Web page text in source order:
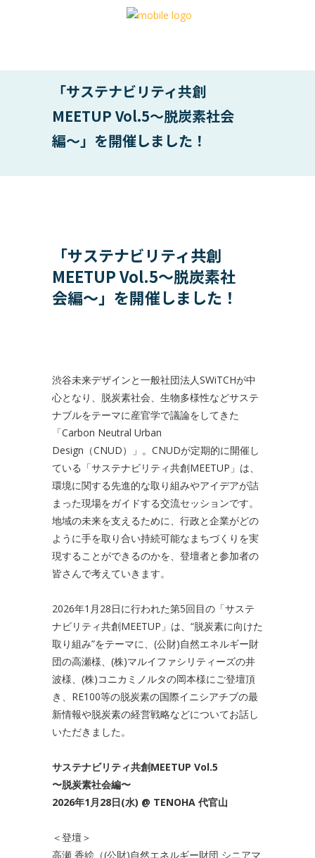
「サステナビリティ共創
MEETUP Vol.5〜脱炭素社会
編〜」を開催しました！
「サステナビリティ共創
MEETUP Vol.5〜脱炭素社
会編〜」を開催しました！
渋谷未来デザインと一般社団法人SWiTCHが中
心となり、脱炭素社会、生物多様性などサステ
ナブルをテーマに産官学で議論をしてきた
「Carbon Neutral Urban
Design（CNUD）」。CNUDが定期的に開催し
ている「サステナビリティ共創MEETUP」は、
環境に関する先進的な取り組みやアイデアが詰
まった現場をガイドする交流セッションです。
地域の未来を支えるために、行政と企業がどの
ように手を取り合い持続可能なまちづくりを実
現することができるのかを、登壇者と参加者の
皆さんで考えていきます。
2026年1月28日に行われた第5回目の「サステ
ナビリティ共創MEETUP」は、“脱炭素に向けた
取り組み”をテーマに、(公財)自然エネルギー財
団の高瀬様、(株)マルイファシリティーズの井
波様、(株)コニカミノルタの岡本様にご登壇頂
き、RE100等の脱炭素の国際イニシアチブの最
新情報や脱炭素の経営戦略などについてお話し
いただきました。
サステナビリティ共創MEETUP Vol.5
〜脱炭素社会編〜
2026年1月28日(水) @ TENOHA 代官山
＜登壇＞
高瀬 香絵（(公財)自然エネルギー財団 シニアマ